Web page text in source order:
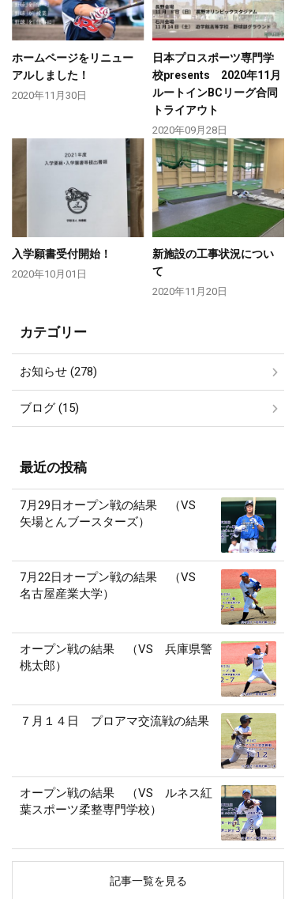
ホームページをリニュー
アルしました！
2020年11月30日
日本プロスポーツ専門学
校presents 2020年11月
ルートインBCリーグ合同
トライアウト
2020年09月28日
入学願書受付開始！
2020年10月01日
新施設の工事状況につい
て
2020年11月20日
カテゴリー
お知らせ (278)
ブログ (15)
最近の投稿
7月29日オープン戦の結果 （VS
矢場とんブースターズ）
7月22日オープン戦の結果 （VS
名古屋産業大学）
オープン戦の結果 （VS 兵庫県警
桃太郎）
７月１４日 プロアマ交流戦の結果
オープン戦の結果 （VS ルネス紅
葉スポーツ柔整専門学校）
記事一覧を見る